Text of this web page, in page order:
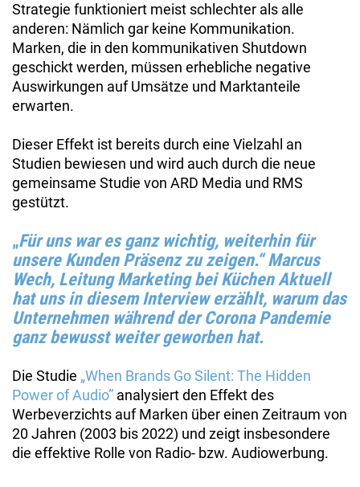
Strategie funktioniert meist schlechter als alle
anderen: Nämlich gar keine Kommunikation.
Marken, die in den kommunikativen Shutdown
geschickt werden, müssen erhebliche negative
Auswirkungen auf Umsätze und Marktanteile
erwarten.
Dieser Effekt ist bereits durch eine Vielzahl an
Studien bewiesen und wird auch durch die neue
gemeinsame Studie von ARD Media und RMS
gestützt.
„Für uns war es ganz wichtig, weiterhin für
unsere Kunden Präsenz zu zeigen.“ Marcus
Wech, Leitung Marketing bei Küchen Aktuell
hat unsin diesem Interviewerzählt, warum das
Unternehmen während der Corona Pandemie
ganz bewusst weiter geworben hat.
Die Studie „When Brands Go Silent: The Hidden
Power of Audio” analysiert den Effekt des
Werbeverzichts auf Marken über einen Zeitraum von
20 Jahren (2003 bis 2022) und zeigt insbesondere
die effektive Rolle von Radio- bzw. Audiowerbung.